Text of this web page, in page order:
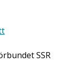
SSR